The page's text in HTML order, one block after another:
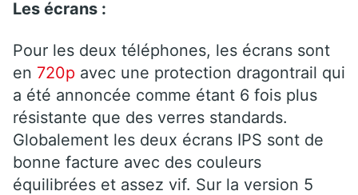
Les écrans :
Pour les deux téléphones, les écrans sont
en 720p avec une protection dragontrail qui
a été annoncée comme étant 6 fois plus
résistante que des verres standards.
Globalement les deux écrans IPS sont de
bonne facture avec des couleurs
équilibrées et assez vif. Sur la version 5